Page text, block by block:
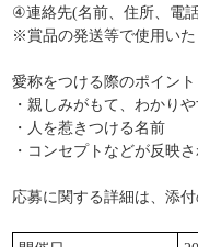
④連絡先(名前、住所、電
※賞品の発送等で使用いた
愛称をつける際のポイント
・親しみがもて、わかり
・人を惹きつける名前
・コンセプトなどが反映
応募に関する詳細は、添付